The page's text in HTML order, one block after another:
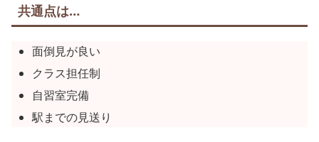
共通点は…
面倒見が良い
クラス担任制
自習室完備
駅までの見送り